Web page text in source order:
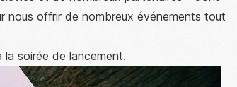
nous offrir de nombreux événements tout
soirée de lancement.